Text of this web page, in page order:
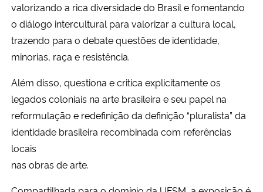
valorizando a rica diversidade do Brasil e fomentando
o diálogo intercultural para valorizar a cultura local,
trazendo para o debate questões de identidade,
minorias, raça e resistência.
Além disso, questiona e critica explicitamente os
legados coloniais na arte brasileira e seu papel na
reformulação e redefinição da definição “pluralista” da
identidade brasileira recombinada com referências
locais
nas obras de arte.